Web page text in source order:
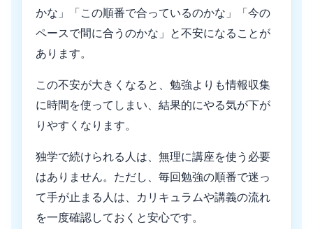
かな」「この順番で合っているのかな」「今の
ペースで間に合うのかな」と不安になることが
あります。
この不安が大きくなると、勉強よりも情報収集
に時間を使ってしまい、結果的にやる気が下が
りやすくなります。
独学で続けられる人は、無理に講座を使う必要
はありません。ただし、毎回勉強の順番で迷っ
て手が止まる人は、カリキュラムや講義の流れ
を一度確認しておくと安心です。